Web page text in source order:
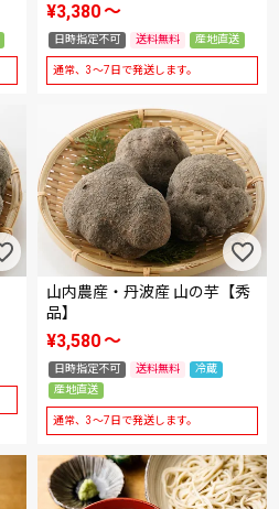
¥3,380〜
日時指定不可 送料無料 産地直送
通常、3～7日で発送します。
山内農産・丹波産 山の芋【秀
品】
¥3,580〜
日時指定不可 送料無料
冷蔵
産地直送
通常、3～7日で発送します。